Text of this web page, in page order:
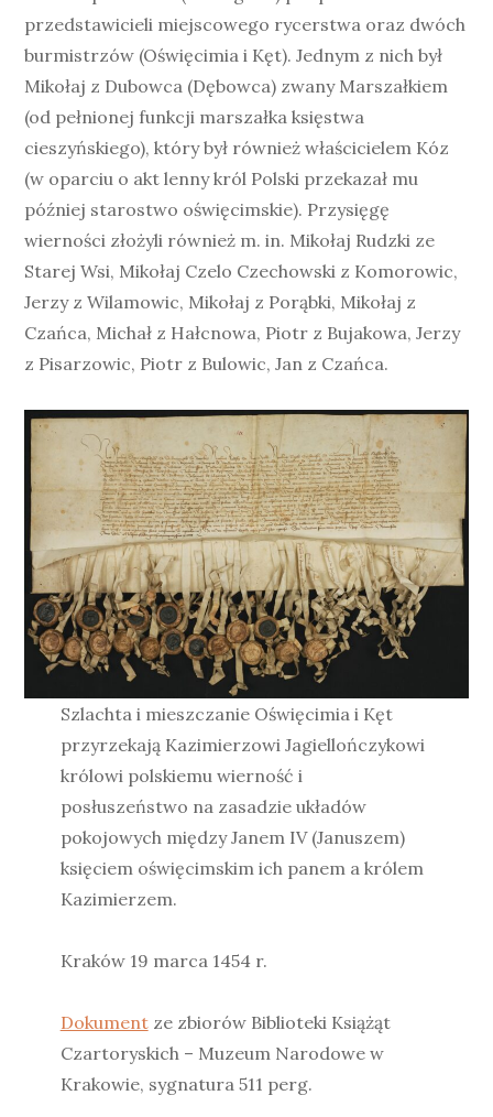
przedstawicieli miejscowego rycerstwa oraz dwóch
burmistrzów (Oświęcimia i Kęt). Jednym z nich był
Mikołaj z Dubowca (Dębowca) zwany Marszałkiem
(od pełnionej funkcji marszałka księstwa
cieszyńskiego), który był również właścicielem Kóz
(w oparciu o akt lenny król Polski przekazał mu
później starostwo oświęcimskie). Przysięgę
wierności złożyli również m. in. Mikołaj Rudzki ze
Starej Wsi, Mikołaj Czelo Czechowski z Komorowic,
Jerzy z Wilamowic, Mikołaj z Porąbki, Mikołaj z
Czańca, Michał z Hałcnowa, Piotr z Bujakowa, Jerzy
z Pisarzowic, Piotr z Bulowic, Jan z Czańca.
Szlachta i mieszczanie Oświęcimia i Kęt
przyrzekają Kazimierzowi Jagiellończykowi
królowi polskiemu wierność i
posłuszeństwo na zasadzie układów
pokojowych między Janem IV (Januszem)
księciem oświęcimskim ich panem a królem
Kazimierzem.
Kraków 19 marca 1454 r.
Dokumentze zbiorów Biblioteki Książąt
Czartoryskich – Muzeum Narodowe w
Krakowie, sygnatura 511 perg.